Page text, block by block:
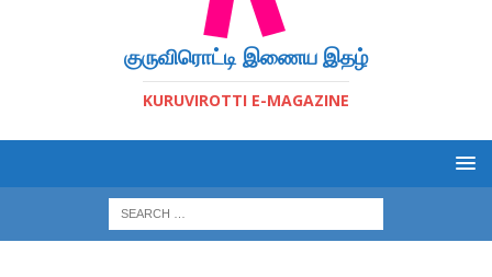
குருவிரொட்டி இணைய இதழ்
KURUVIROTTI E-MAGAZINE